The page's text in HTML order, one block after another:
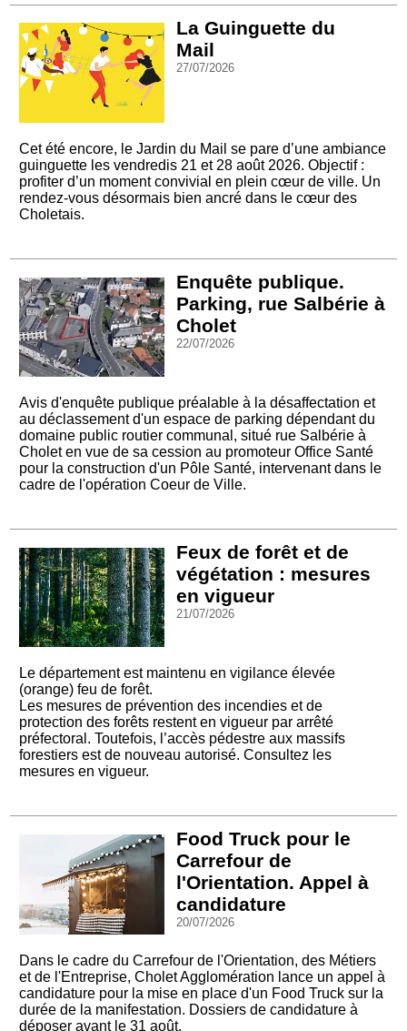
La Guinguette du
Mail
27/07/2026
Cet été encore, le Jardin du Mail se pare d’une ambiance
guinguette les vendredis 21 et 28 août 2026. Objectif :
profiter d’un moment convivial en plein cœur de ville. Un
rendez-vous désormais bien ancré dans le cœur des
Choletais.
Enquête publique.
Parking, rue Salbérie à
Cholet
22/07/2026
Avis d'enquête publique préalable à la désaffectation et
au déclassement d'un espace de parking dépendant du
domaine public routier communal, situé rue Salbérie à
Cholet en vue de sa cession au promoteur Office Santé
pour la construction d'un Pôle Santé, intervenant dans le
cadre de l'opération Coeur de Ville.
Feux de forêt et de
végétation : mesures
en vigueur
21/07/2026
Le département est maintenu en vigilance élevée
(orange) feu de forêt.
Les mesures de prévention des incendies et de
protection des forêts restent en vigueur par arrêté
préfectoral. Toutefois, l’accès pédestre aux massifs
forestiers est de nouveau autorisé. Consultez les
mesures en vigueur.
Food Truck pour le
Carrefour de
l'Orientation. Appel à
candidature
20/07/2026
Dans le cadre du Carrefour de l'Orientation, des Métiers
et de l'Entreprise, Cholet Agglomération lance un appel à
candidature pour la mise en place d'un Food Truck sur la
durée de la manifestation. Dossiers de candidature à
déposer avant le 31 août.